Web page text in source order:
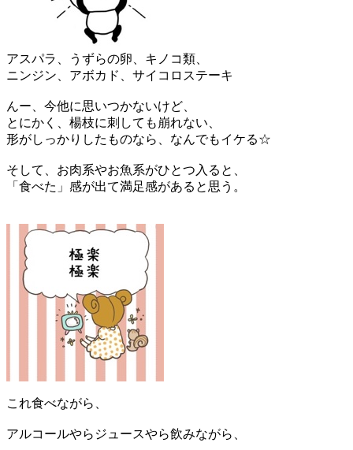
アスパラ、うずらの卵、キノコ類、
ニンジン、アボカド、サイコロステーキ
んー、今他に思いつかないけど、
とにかく、楊枝に刺しても崩れない、
形がしっかりしたものなら、なんでもイケる☆
そして、お肉系やお魚系がひとつ入ると、
「食べた」感が出て満足感があると思う。
これ食べながら、
アルコールやらジュースやら飲みながら、